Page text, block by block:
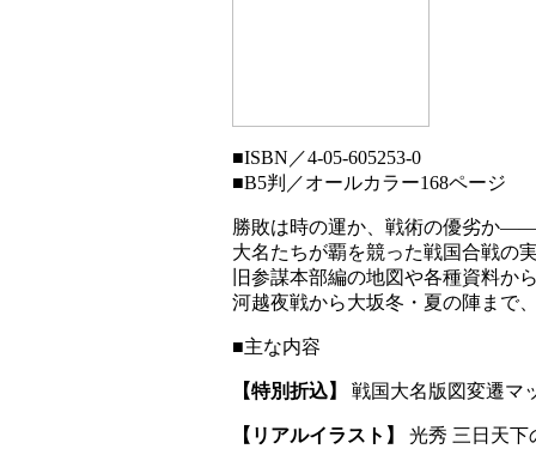
■ISBN／4-05-605253-0
■B5判／オールカラー168ページ
勝敗は時の運か、戦術の優劣か
大名たちが覇を競った戦国合戦の
旧参謀本部編の地図や各種資料か
河越夜戦から大坂冬・夏の陣まで
■主な内容
【特別折込】 戦国大名版図変遷マ
【リアルイラスト】 光秀 三日天下